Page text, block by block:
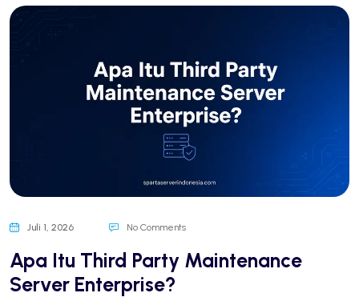
Juli 1, 2026 No Comments
Apa Itu Third Party Maintenance
Server Enterprise?